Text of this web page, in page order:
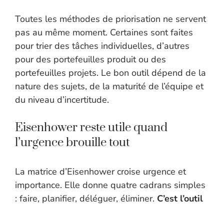
Toutes les méthodes de priorisation ne servent
pas au même moment. Certaines sont faites
pour trier des tâches individuelles, d’autres
pour des portefeuilles produit ou des
portefeuilles projets. Le bon outil dépend de la
nature des sujets, de la maturité de l’équipe et
du niveau d’incertitude.
Eisenhower reste utile quand
l’urgence brouille tout
La matrice d’Eisenhower croise urgence et
importance. Elle donne quatre cadrans simples
: faire, planifier, déléguer, éliminer. C’est l’outil